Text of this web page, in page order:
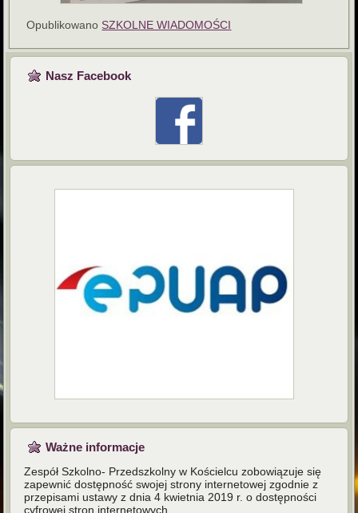
Opublikowano SZKOLNE WIADOMOŚCI
Nasz Facebook
Ważne informacje
Zespół Szkolno- Przedszkolny w Kościelcu zobowiązuje się
zapewnić dostępność swojej strony internetowej zgodnie z
przepisami ustawy z dnia 4 kwietnia 2019 r. o dostępności
cyfrowej stron internetowych